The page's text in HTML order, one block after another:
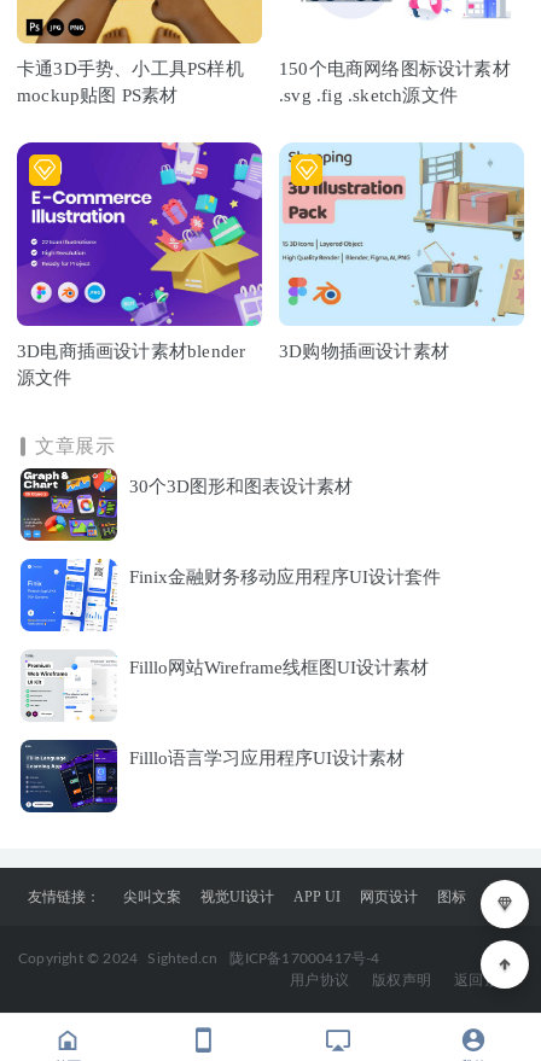
卡通3D手势、小工具PS样机
mockup贴图 PS素材
150个电商网络图标设计素材
.svg .fig .sketch源文件
3D电商插画设计素材blender
源文件
3D购物插画设计素材
文章展示
30个3D图形和图表设计素材
Finix金融财务移动应用程序UI设计套件
Filllo网站Wireframe线框图UI设计素材
Filllo语言学习应用程序UI设计素材
友情链接： 尖叫文案 视觉UI设计 APP UI 网页设计 图标
Copyright © 2024 Sighted.cn
陇ICP备17000417号-4
用户协议
版权声明 返回顶部